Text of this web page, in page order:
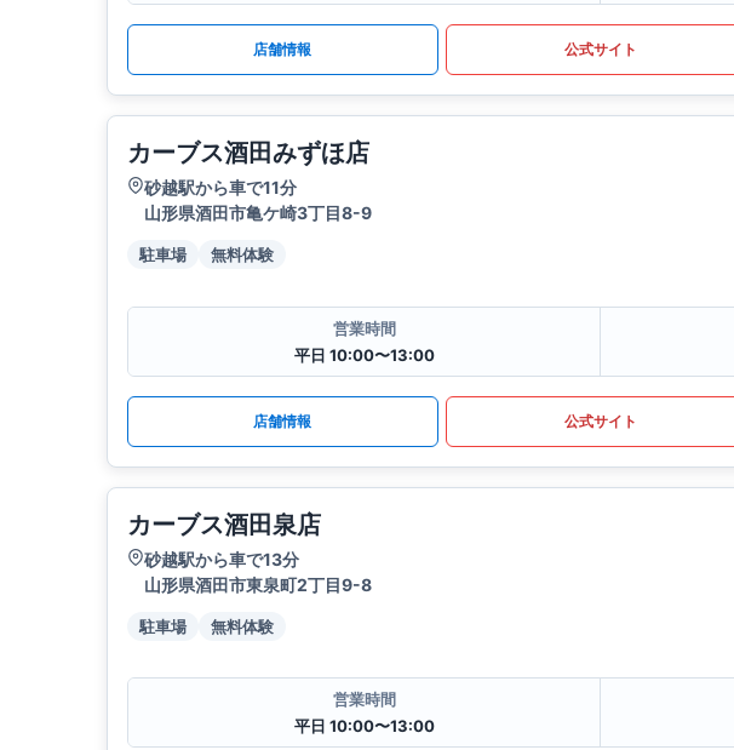
店舗情報 公式サイト
カーブス酒田みずほ店
砂越駅から車で11分
山形県酒田市亀ケ崎3丁目8-9
駐車場 無料体験
営業時間
平日 10:00〜13:00
店舗情報 公式サイト
カーブス酒田泉店
砂越駅から車で13分
山形県酒田市東泉町2丁目9-8
駐車場 無料体験
営業時間
平日 10:00〜13:00